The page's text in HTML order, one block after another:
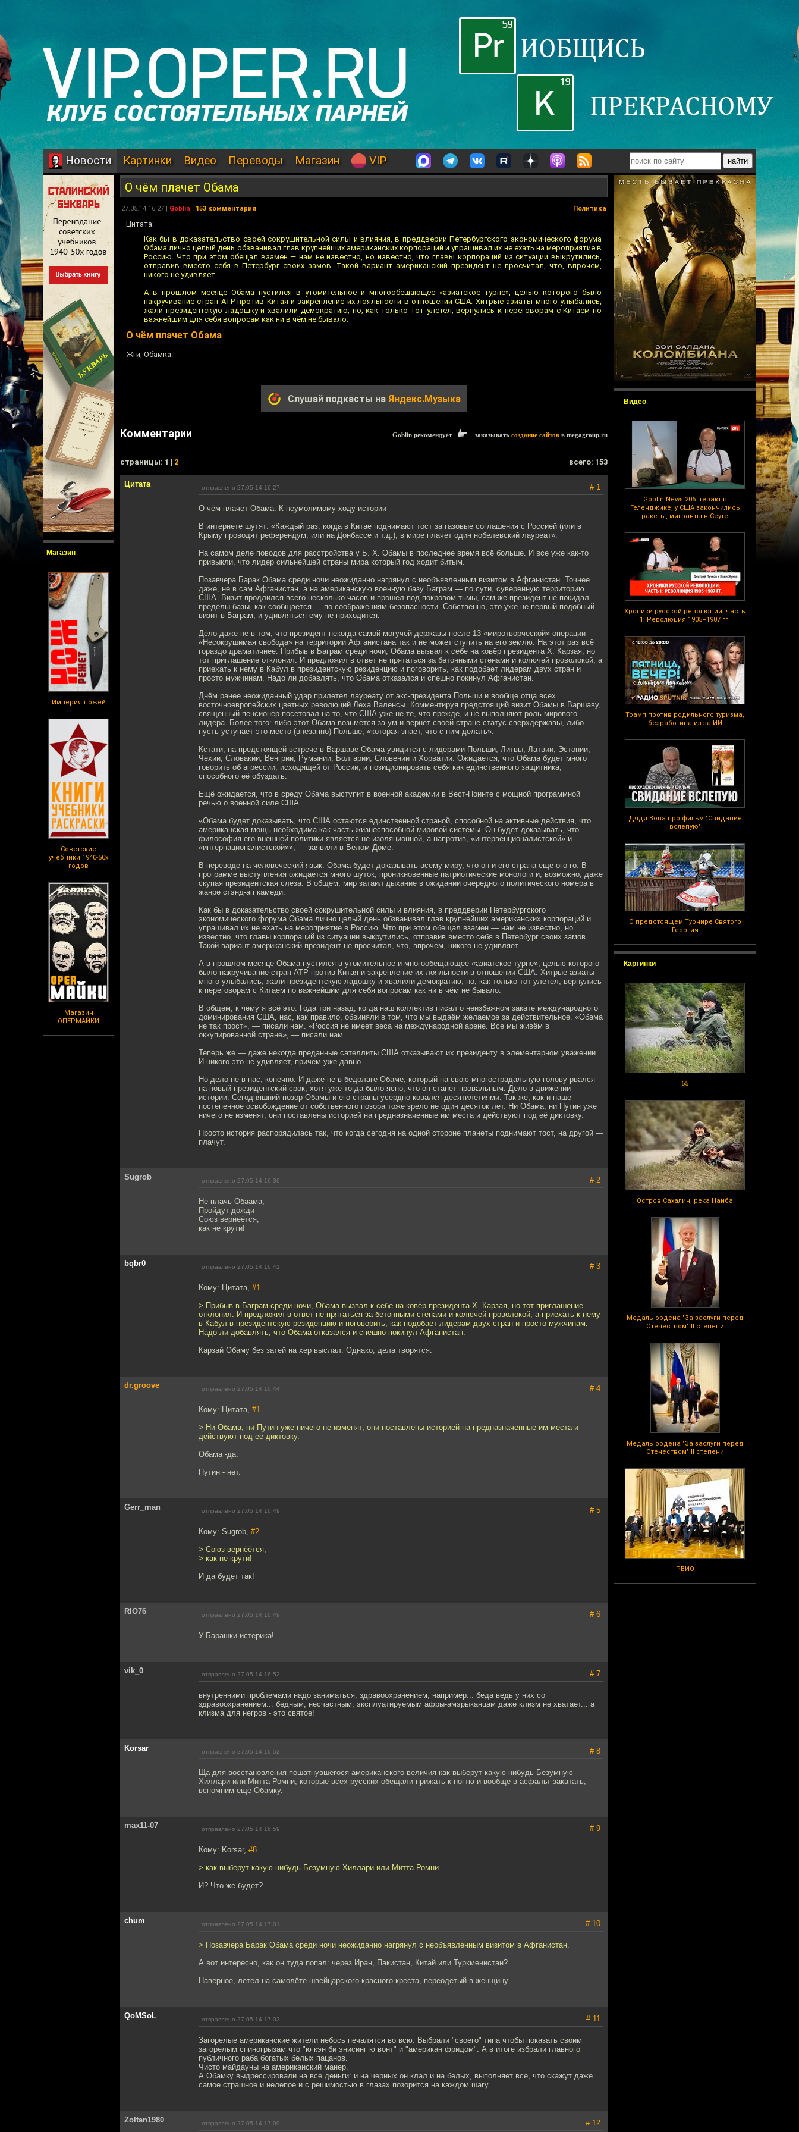
Новости Картинки Видео Переводы Магазин VIP
Магазин
Империя ножей
Советские
учебники 1940-50х
годов
Магазин
ОПЕРМАЙКИ
Видео
Goblin News 206: теракт в
Геленджике, у США закончились
ракеты, мигранты в Сеуте
Хроники русской революции, часть
1: Революция 1905–1907 гг.
Трамп против родильного туризма,
безработица из-за ИИ
Дядя Вова про фильм "Свидание
вслепую"
О предстоящем Турнире Святого
Георгия
Картинки
65
Остров Сахалин, река Найба
Медаль ордена "За заслуги перед
Отечеством" II степени
Медаль ордена "За заслуги перед
Отечеством" II степени
РВИО
О чём плачет Обама
27.05.14 16:27 | Goblin | 153 комментария Политика
Цитата:
Как бы в доказательство своей сокрушительной силы и влияния, в преддверии Петербургского экономического форума
Обама лично целый день обзванивал глав крупнейших американских корпораций и упрашивал их не ехать на мероприятие в
Россию. Что при этом обещал взамен — нам не известно, но известно, что главы корпораций из ситуации выкрутились,
отправив вместо себя в Петербург своих замов. Такой вариант американский президент не просчитал, что, впрочем,
никого не удивляет.
А в прошлом месяце Обама пустился в утомительное и многообещающее «азиатское турне», целью которого было
накручивание стран АТР против Китая и закрепление их лояльности в отношении США. Хитрые азиаты много улыбались,
жали президентскую ладошку и хвалили демократию, но, как только тот улетел, вернулись к переговорам с Китаем по
важнейшим для себя вопросам как ни в чём не бывало.
О чём плачет Обама
Жги, Обамка.
Слушай подкасты на Яндекс.Музыка
Комментарии Goblin рекомендует заказывать создание сайтов в megagroup.ru
cтраницы: 1 | 2 всего: 153
Цитата отправлено 27.05.14 16:27 # 1
О чём плачет Обама. К неумолимому ходу истории
В интернете шутят: «Каждый раз, когда в Китае поднимают тост за газовые соглашения с Россией (или в
Крыму проводят референдум, или на Донбассе и т.д.), в мире плачет один нобелевский лауреат».
На самом деле поводов для расстройства у Б. Х. Обамы в последнее время всё больше. И все уже как-то
привыкли, что лидер сильнейшей страны мира который год ходит битым.
Позавчера Барак Обама среди ночи неожиданно нагрянул с необъявленным визитом в Афганистан. Точнее
даже, не в сам Афганистан, а на американскую военную базу Баграм — по сути, суверенную территорию
США. Визит продлился всего несколько часов и прошёл под покровом тьмы, сам же президент не покидал
пределы базы, как сообщается — по соображениям безопасности. Собственно, это уже не первый подобный
визит в Баграм, и удивляться ему не приходится.
Дело даже не в том, что президент некогда самой могучей державы после 13 «миротворческой» операции
«Несокрушимая свобода» на территории Афганистана так и не может ступить на его землю. На этот раз всё
гораздо драматичнее. Прибыв в Баграм среди ночи, Обама вызвал к себе на ковёр президента Х. Карзая, но
тот приглашение отклонил. И предложил в ответ не прятаться за бетонными стенами и колючей проволокой, а
приехать к нему в Кабул в президентскую резиденцию и поговорить, как подобает лидерам двух стран и
просто мужчинам. Надо ли добавлять, что Обама отказался и спешно покинул Афганистан.
Днём ранее неожиданный удар прилетел лауреату от экс-президента Польши и вообще отца всех
восточноевропейских цветных революций Леха Валенсы. Комментируя предстоящий визит Обамы в Варшаву,
священный пенсионер посетовал на то, что США уже не те, что прежде, и не выполняют роль мирового
лидера. Более того: либо этот Обама возьмётся за ум и вернёт своей стране статус сверхдержавы, либо
пусть уступает это место (внезапно) Польше, «которая знает, что с ним делать».
Кстати, на предстоящей встрече в Варшаве Обама увидится с лидерами Польши, Литвы, Латвии, Эстонии,
Чехии, Словакии, Венгрии, Румынии, Болгарии, Словении и Хорватии. Ожидается, что Обама будет много
говорить об агрессии, исходящей от России, и позиционировать себя как единственного защитника,
способного её обуздать.
Ещё ожидается, что в среду Обама выступит в военной академии в Вест-Поинте с мощной программной
речью о военной силе США.
«Обама будет доказывать, что США остаются единственной страной, способной на активные действия, что
американская мощь необходима как часть жизнеспособной мировой системы. Он будет доказывать, что
философия его внешней политики является не изоляционной, а напротив, «интервенционалистcкой» и
«интернационалистской»», — заявили в Белом Доме.
В переводе на человеческий язык: Обама будет доказывать всему миру, что он и его страна ещё ого-го. В
программе выступления ожидается много шуток, проникновенные патриотические монологи и, возможно, даже
скупая президентская слеза. В общем, мир затаил дыхание в ожидании очередного политического номера в
жанре стэнд-ап камеди.
Как бы в доказательство своей сокрушительной силы и влияния, в преддверии Петербургского
экономического форума Обама лично целый день обзванивал глав крупнейших американских корпораций и
упрашивал их не ехать на мероприятие в Россию. Что при этом обещал взамен — нам не известно, но
известно, что главы корпораций из ситуации выкрутились, отправив вместо себя в Петербург своих замов.
Такой вариант американский президент не просчитал, что, впрочем, никого не удивляет.
А в прошлом месяце Обама пустился в утомительное и многообещающее «азиатское турне», целью которого
было накручивание стран АТР против Китая и закрепление их лояльности в отношении США. Хитрые азиаты
много улыбались, жали президентскую ладошку и хвалили демократию, но, как только тот улетел, вернулись
к переговорам с Китаем по важнейшим для себя вопросам как ни в чём не бывало.
В общем, к чему я всё это. Года три назад, когда наш коллектив писал о неизбежном закате международного
доминирования США, нас, как правило, обвиняли в том, что мы выдаём желаемое за действительное. «Обама
не так прост», — писали нам. «Россия не имеет веса на международной арене. Все мы живём в
оккупированной стране», — писали нам.
Теперь же — даже некогда преданные сателлиты США отказывают их президенту в элементарном уважении.
И никого это не удивляет, причём уже давно.
Но дело не в нас, конечно. И даже не в бедолаге Обаме, который на свою многострадальную голову рвался
на новый президентский срок, хотя уже тогда было ясно, что он станет провальным. Дело в движении
истории. Сегодняшний позор Обамы и его страны усердно ковался десятилетиями. Так же, как и наше
постепенное освобождение от собственного позора тоже зрело не один десяток лет. Ни Обама, ни Путин уже
ничего не изменят, они поставлены историей на предназначенные им места и действуют под её диктовку.
Просто история распорядилась так, что когда сегодня на одной стороне планеты поднимают тост, на другой —
плачут.
Sugrob отправлено 27.05.14 16:36 # 2
Не плачь Обаама,
Пройдут дожди
Союз вернёётся,
как не крути!
bqbr0 отправлено 27.05.14 16:41 # 3
Кому: Цитата, #1
> Прибыв в Баграм среди ночи, Обама вызвал к себе на ковёр президента Х. Карзая, но тот приглашение
отклонил. И предложил в ответ не прятаться за бетонными стенами и колючей проволокой, а приехать к нему
в Кабул в президентскую резиденцию и поговорить, как подобает лидерам двух стран и просто мужчинам.
Надо ли добавлять, что Обама отказался и спешно покинул Афганистан.
Карзай Обаму без затей на хер выслал. Однако, дела творятся.
dr.groove отправлено 27.05.14 16:44 # 4
Кому: Цитата, #1
> Ни Обама, ни Путин уже ничего не изменят, они поставлены историей на предназначенные им места и
действуют под её диктовку.
Обама -да.
Путин - нет.
Gerr_man отправлено 27.05.14 16:49 # 5
Кому: Sugrob, #2
> Союз вернёётся,
> как не крути!
И да будет так!
RIO76 отправлено 27.05.14 16:49 # 6
У Барашки истерика!
vik_0 отправлено 27.05.14 16:52 # 7
внутренними проблемами надо заниматься, здравоохранением, например... беда ведь у них со
здравоохранением... бедным, несчастным, эксплуатируемым афры-амэрыканцам даже клизм не хватает... а
клизма для негров - это святое!
Korsar отправлено 27.05.14 16:52 # 8
Ща для восстановления пошатнувшегося американского величия как выберут какую-нибудь Безумную
Хиллари или Митта Ромни, которые всех русских обещали прижать к ногтю и вообще в асфальт закатать,
вспомним ещё Обамку.
max11-07 отправлено 27.05.14 16:59 # 9
Кому: Korsar, #8
> как выберут какую-нибудь Безумную Хиллари или Митта Ромни
И? Что же будет?
chum отправлено 27.05.14 17:01 # 10
> Позавчера Барак Обама среди ночи неожиданно нагрянул с необъявленным визитом в Афганистан.
А вот интересно, как он туда попал: через Иран, Пакистан, Китай или Туркменистан?
Наверное, летел на самолёте швейцарского красного креста, переодетый в женщину.
QoMSoL отправлено 27.05.14 17:03 # 11
Загорелые американские жители небось печалятся во всю. Выбрали "своего" типа чтобы показать своим
загорелым спиногрызам что "ю кэн би энисинг ю вонт" и "американ фридом". А в итоге избрали главного
публичного раба богатых белых пацанов.
Чисто майдауны на американский манер.
А Обамку выдрессировали на все деньги: и на черных он клал и на белых, выполняет все, что скажут даже
самое страшное и нелепое и с решимостью в глазах позорится на каждом шагу.
Zoltan1980 отправлено 27.05.14 17:09 # 12